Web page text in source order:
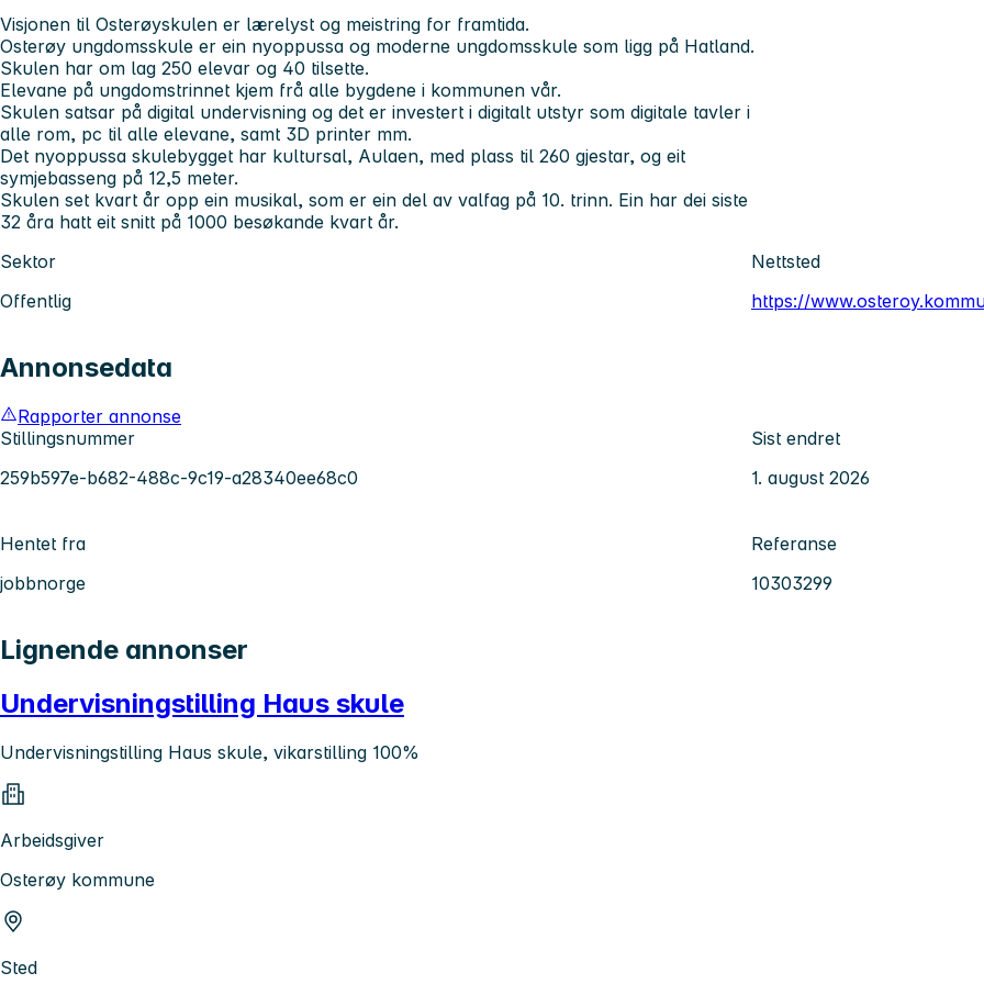
Visjonen til Osterøyskulen er lærelyst og meistring for framtida.
Osterøy ungdomsskule er ein nyoppussa og moderne ungdomsskule som ligg på Hatland.
Skulen har om lag 250 elevar og 40 tilsette.
Elevane på ungdomstrinnet kjem frå alle bygdene i kommunen vår.
Skulen satsar på digital undervisning og det er investert i digitalt utstyr som digitale tavler i
alle rom, pc til alle elevane, samt 3D printer mm.
Det nyoppussa skulebygget har kultursal, Aulaen, med plass til 260 gjestar, og eit
symjebasseng på 12,5 meter.
Skulen set kvart år opp ein musikal, som er ein del av valfag på 10. trinn. Ein har dei siste
32 åra hatt eit snitt på 1000 besøkande kvart år.
Sektor
Offentlig
Nettsted
https://
Annonsedata
Rapporter annonse
Stillingsnummer
259b597e-b682-488c-9c19-a28340ee68c0
Sist endret
1. august 2026
Hentet fra
jobbnorge
Referanse
10303299
Lignende annonser
Undervisningstilling Haus skule
Undervisningstilling Haus skule, vikarstilling 100%
Arbeidsgiver
Osterøy kommune
Sted